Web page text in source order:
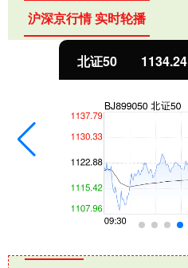
沪深京行情 实时轮播
北证50 1134.24